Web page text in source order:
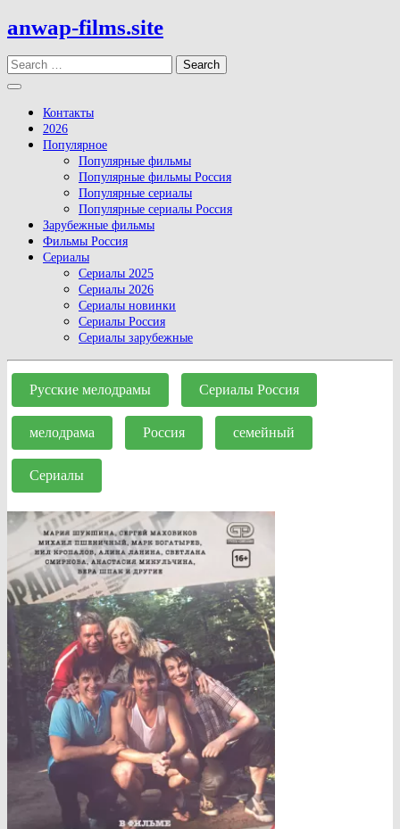
Skip
to
content
anwap-films.site
Search
Open
Button
Контакты
2026
Популярное
Популярные фильмы
Популярные фильмы Россия
Популярные сериалы
Популярные сериалы Россия
Зарубежные фильмы
Фильмы Россия
Сериалы
Сериалы 2025
Сериалы 2026
Сериалы новинки
Сериалы Россия
Сериалы зарубежные
Close
Button
Русские мелодрамы Сериалы Россия
мелодрама Россия семейный
Сериалы